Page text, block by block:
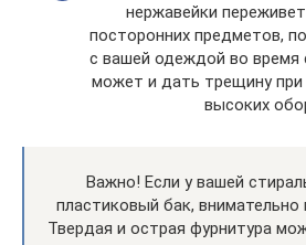
нержавейки
посторонних предметов,
с вашей одеждой во время
может и дать трещину
высоких
Важно! Если у вашей
пластиковый бак, внимательно
Твердая и острая фурнитура